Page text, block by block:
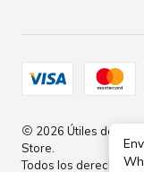
2026 Útiles de
Store.
Todos los derechos